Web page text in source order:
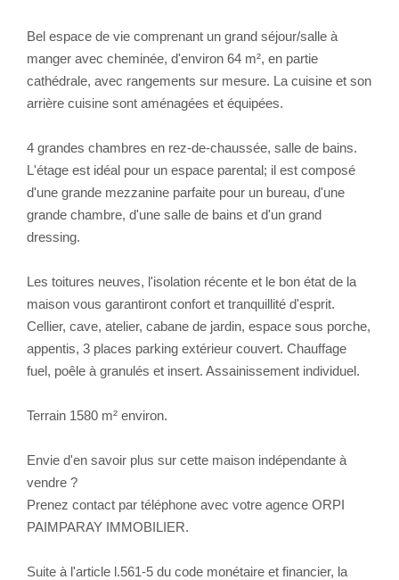
Bel espace de vie comprenant un grand séjour/salle à
manger avec cheminée, d'environ 64 m², en partie
cathédrale, avec rangements sur mesure. La cuisine et son
arrière cuisine sont aménagées et équipées.
4 grandes chambres en rez-de-chaussée, salle de bains.
L'étage est idéal pour un espace parental; il est composé
d'une grande mezzanine parfaite pour un bureau, d'une
grande chambre, d'une salle de bains et d'un grand
dressing.
Les toitures neuves, l'isolation récente et le bon état de la
maison vous garantiront confort et tranquillité d'esprit.
Cellier, cave, atelier, cabane de jardin, espace sous porche,
appentis, 3 places parking extérieur couvert. Chauffage
fuel, poêle à granulés et insert. Assainissement individuel.
Terrain 1580 m² environ.
Envie d'en savoir plus sur cette maison indépendante à
vendre ?
Prenez contact par téléphone avec votre agence ORPI
PAIMPARAY IMMOBILIER.
Suite à l'article l.561-5 du code monétaire et financier, la